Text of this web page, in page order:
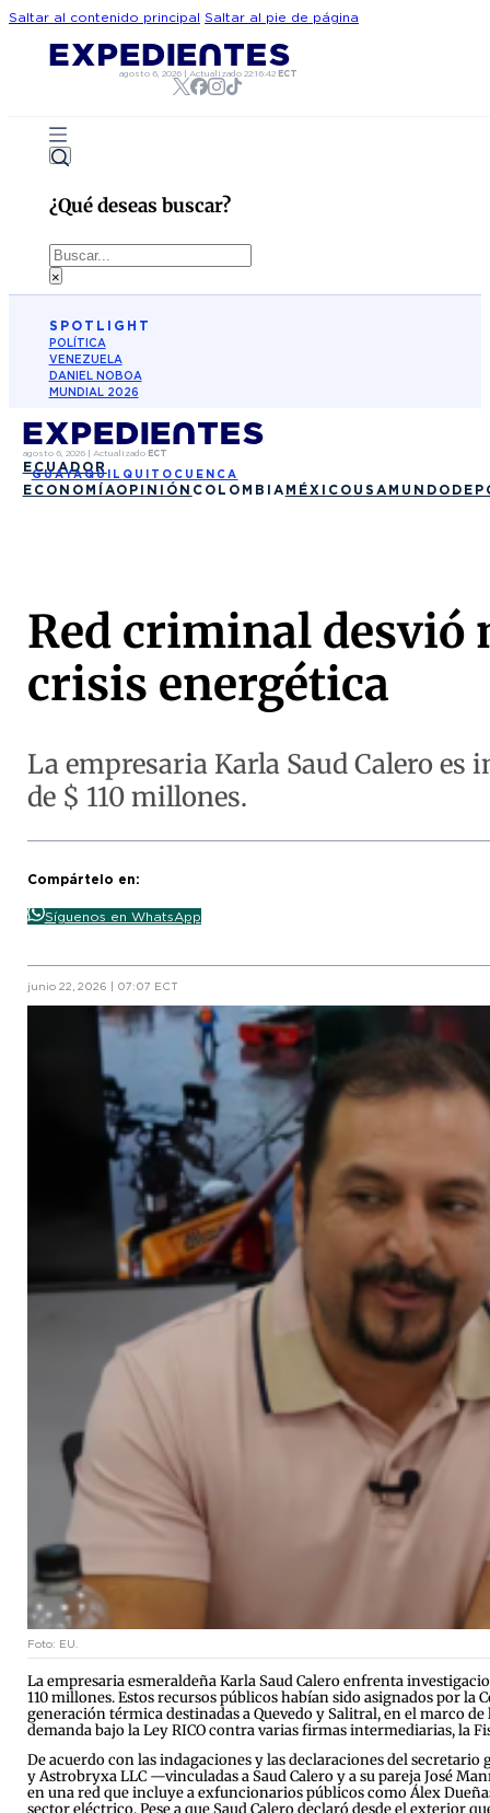
Saltar al contenido principal Saltar al pie de página
agosto 6, 2026| Actualizado 22:16:42 ECT
¿Qué deseas buscar?
Buscar
×
SPOTLIGHT
POLÍTICA
VENEZUELA
DANIEL NOBOA
MUNDIAL 2026
agosto 6, 2026| Actualizado ECT
ECUADOR
GUAYAQUIL QUITO CUENCA
ECONOMÍAOPINIÓN COLOMBIA MÉXICO USA MUNDO
Red criminal desvió
crisis energética
La empresaria Karla Saud Calero
de $ 110 millones.
Compártelo en:
Síguenos en WhatsApp
junio 22, 2026 | 07:07 ECT
Foto: EU.
La empresaria esmeraldeña Karla Saud Calero enfrenta
110 millones. Estos recursos públicos habían sido asignados por
generación térmica destinadas a Quevedo y Salitral, en el marco
demanda bajo la Ley RICO contra varias firmas intermediarias, la
De acuerdo con las indagaciones y las declaraciones del
y Astrobryxa LLC —vinculadas a Saud Calero y a su pareja José
en una red que incluye a exfuncionarios públicos como Álex
sector eléctrico. Pese a que Saud Calero declaró desde el exterior